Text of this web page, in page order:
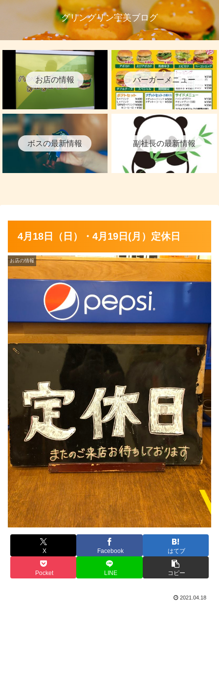
グリングリン宇美ブログ
お店の情報 バーガーメニュー
ボスの最新情報 副社長の最新情報
4月18日（日）・4月19日(月）定休日
お店の情報
X Facebook はてブ
Pocket LINE コピー
2021.04.18